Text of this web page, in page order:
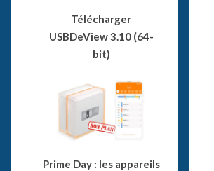
Télécharger
USBDeView 3.10 (64-
bit)
Prime Day : les appareils